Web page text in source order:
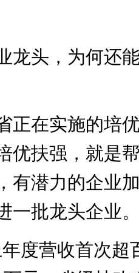
头，为何还能
在实施的培优
优扶强，就是
有潜力的企业
一批龙头企业
营收首次超